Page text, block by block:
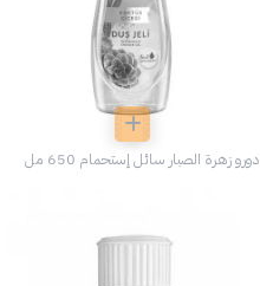
دورو زهرة الصبار سائل إستحمام 650 مل